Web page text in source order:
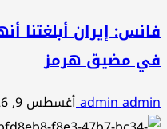
فانس: إيران أبلغتنا
في مضيق هرمز
admin adminأغسطس 9, 2026